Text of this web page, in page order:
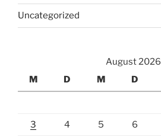
Uncategorized
August 2026
M
D M D
3 4 5 6